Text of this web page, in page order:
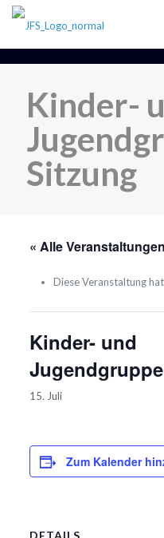
Kinder-
Sitzung
« Alle Veranstaltungen
Diese Veranstaltung
Kinder- und
15. Juli
Zum Kalender
DETAILS